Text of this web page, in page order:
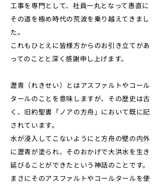
工事を専門として、社員一丸となって愚直に
その道を極め時代の荒波を乗り越えてきまし
た。
これもひとえに皆様方からのお引き立てがあ
ってのことと深く感謝申し上げます。
瀝青（れきせい）とはアスファルトやコール
タールのことを意味しますが、その歴史は古
く、旧約聖書「ノアの方舟」において既に記
されています。
水が浸入してこないようにと方舟の壁の内外
に瀝青が塗られ、そのおかげで大洪水を生き
延びることができたという神話のことです。
まさにそのアスファルトやコールタールを使